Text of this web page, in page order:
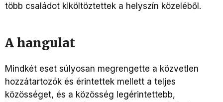
több családot kiköltöztettek a helyszín közeléből.
A hangulat
Mindkét eset súlyosan megrengette a közvetlen
hozzátartozók és érintettek mellett a teljes
közösséget, és a közösség legérintettebb,